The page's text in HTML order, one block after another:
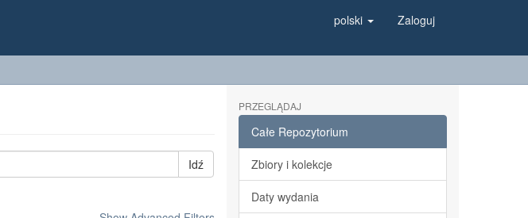
polski Zaloguj
Idź
PRZEGLĄDAJ
Całe Repozytorium
Zbiory i kolekcje
Daty wydania